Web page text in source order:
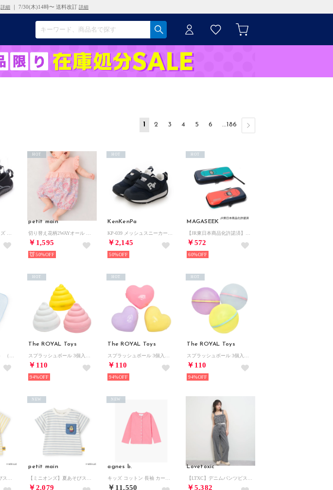
詳細 ｜ 7/30(木)14時〜 送料改訂 詳細
1 2 3 4 5 6 ...186
petit main
￥1,595
HOT
50%
KenKenPa
￥2,145
HOT
50%
MAGASEEK
￥572
HOT
60%
The ROYAL Toys
￥110
HOT
94%
The ROYAL Toys
￥110
HOT
94%
The ROYAL Toys
￥110
HOT
94%
petit main
￥2,079
NEW
agnes b.
￥11,550
NEW
Lovetoxic
￥5,382